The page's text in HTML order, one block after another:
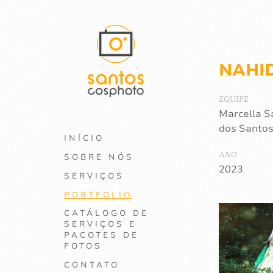
INÍCIO
SOBRE NÓS
SERVIÇOS
PORTFOLIO
CATÁLOGO DE
SERVIÇOS E
PACOTES DE
FOTOS
CONTATO
EQUIPE
Marcella
dos
ANO
2023